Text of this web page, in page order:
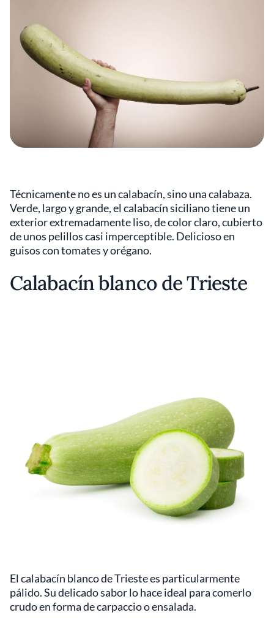
Técnicamente no es un calabacín, sino una calabaza.
Verde, largo y grande, el calabacín siciliano tiene un
exterior extremadamente liso, de color claro, cubierto
de unos pelillos casi imperceptible. Delicioso en
guisos con tomates y orégano.
Calabacín blanco de Trieste
El calabacín blanco de Trieste es particularmente
pálido. Su delicado sabor lo hace ideal para comerlo
crudo en forma de carpaccio o ensalada.